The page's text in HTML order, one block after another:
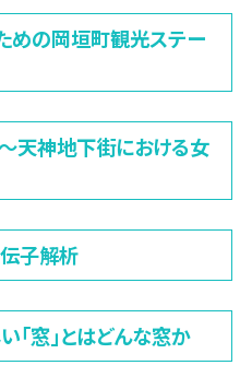
めの岡垣町観光ステー
天神地下街における女
子解析
「窓」とはどんな窓か